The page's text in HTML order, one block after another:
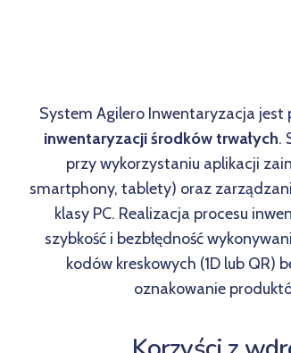
System Agilero Inwentaryzacja
inwentaryzacji środków trwałych.
przy wykorzystaniu aplikacji
smartphony, tablety) oraz
klasy PC. Realizacja procesu
szybkość i bezbłędność
kodów kreskowych (1D lub QR)
oznakowanie